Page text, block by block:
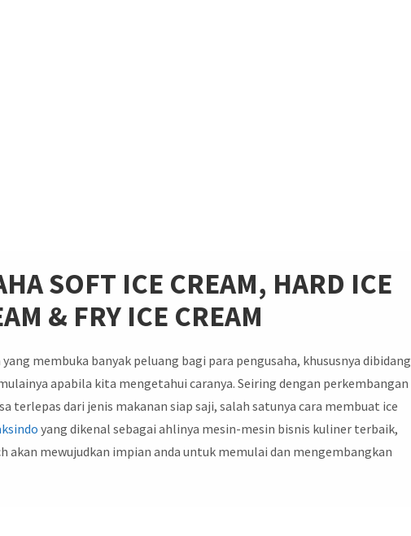
SOFT ICE CREAM, HARD ICE
& FRY ICE CREAM
membuka banyak peluang bagi para pengusaha, khususnya dibidang
apabila kita mengetahui caranya. Seiring dengan perkembangan
terlepas dari jenis makanan siap saji, salah satunya cara membuat ice
yang dikenal sebagai ahlinya mesin-mesin bisnis kuliner terbaik,
akan mewujudkan impian anda untuk memulai dan mengembangkan